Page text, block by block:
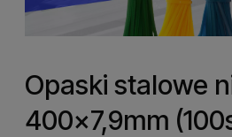
Opaski stalowe
400x7,9mm